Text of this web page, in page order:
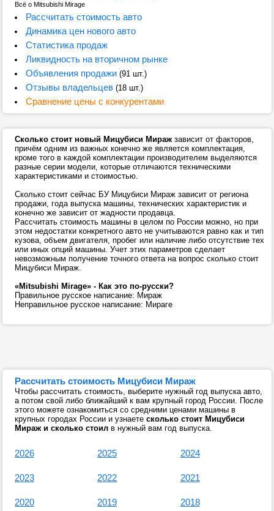
Всё о Mitsubishi Mirage
Рассчитать стоимость авто
Динамика цен нового авто
Статистика продаж
Ликвидность на вторичном рынке
Объявления продажи(91 шт.)
Отзывы владельцев(18 шт.)
Сравнение цены с конкурентами
Сколько стоит новый Мицубиси Миражзависит от факторов,
причём одним из важных конечно же является комплектация,
кроме того в каждой комплектации производителем выделяются
разные серии модели, которые отличаются техническими
характеристиками и стоимостью.
Сколько стоит сейчас БУ Мицубиси Мираж зависит от региона
продажи, года выпуска машины, технических характеристик и
конечно же зависит от жадности продавца.
Рассчитать стоимость машины в целом по России можно, но при
этом недостатки конкретного авто не учитываются равно как и тип
кузова, объем двигателя, пробег или наличие либо отсутствие тех
или иных опций машины. Учет этих параметров сделает
невозможным получение точного ответа на вопрос сколько стоит
Мицубиси Мираж.
«Mitsubishi Mirage» - Как это по-русски?
Правильное русское написание: Мираж
Неправильное русское написание: Мираге
Рассчитать стоимость Мицубиси Мираж
Чтобы рассчитать стоимость, выберите нужный год выпуска авто,
а потом свой либо ближайший к вам крупный город России. После
этого можете ознакомиться со средними ценами машины в
крупных городах России и узнаете сколько стоит Мицубиси
Мираж и сколько стоил в нужный вам год выпуска.
2026 2025 2024
2023 2022 2021
2020 2019 2018